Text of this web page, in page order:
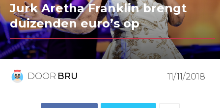
Jurk Aretha Franklin brengt
duizenden euro’s op
DOOR BRU 11/11/2018